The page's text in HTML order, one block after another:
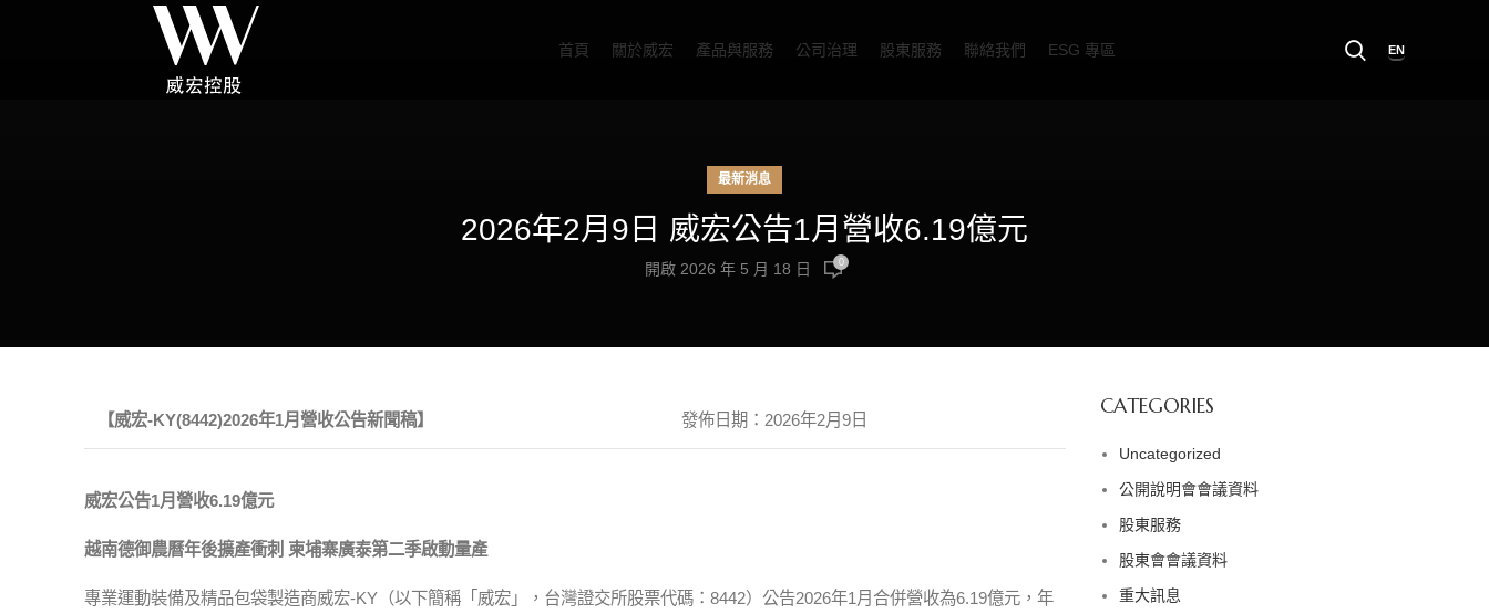
首頁 關於威宏 產品與服務 公司治理 股東服務 聯絡我們 ESG 專區 EN
最新消息
2026年2月9日 威宏公告1月營收6.19億元
開啟 2026 年 5 月 18 日 0
【威宏-KY(8442)2026年1月營收公告新聞稿】 發佈日期：2026年2月9日
威宏公告1月營收6.19億元
越南德御農曆年後擴產衝刺 柬埔寨廣泰第二季啟動量產
專業運動裝備及精品包袋製造商威宏-KY（以下簡稱「威宏」，台灣證交所股票代碼：8442）公告2026年1月合併營收為6.19億元，年
CATEGORIES
Uncategorized
公開說明會會議資料
股東服務
股東會會議資料
重大訊息